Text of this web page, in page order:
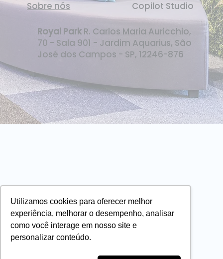
Utilizamos cookies para oferecer melhor
experiência, melhorar o desempenho, analisar
como você interage em nosso site e
personalizar conteúdo.
Copilot Studio
Royal ParkR. Carlos Maria Auricchio,
70 - Sala 901 - Jardim Aquarius, São
José dos Campos - SP, 12246-876
Sobre nós